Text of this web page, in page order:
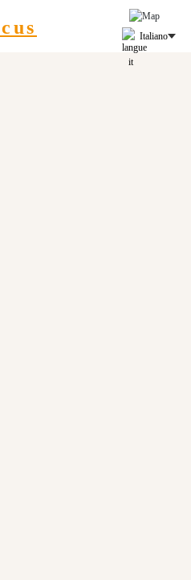
Italiano